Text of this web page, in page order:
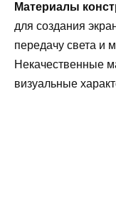
Материалы
для создания
передачу света и
Некачественные
визуальные